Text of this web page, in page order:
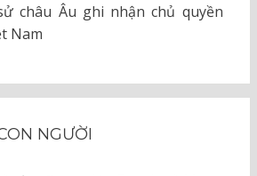
châu Âu ghi nhận chủ quyền
Nam
NGƯỜI